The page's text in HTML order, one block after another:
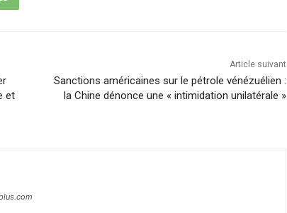
et
Article suivant
Sanctions américaines sur le pétrole vénézuélien :
la Chine dénonce une « intimidation unilatérale »